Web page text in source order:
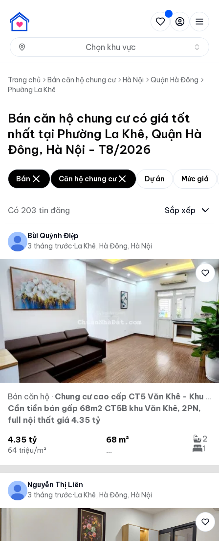
Chọn khu vực
Trang chủ Bán căn hộ chung cư Hà Nội
Quận Hà Đông
Phường La Khê
Bán căn hộ chung cư có giá tốt
nhất tại Phường La Khê, Quận Hà
Đông, Hà Nội - T8/2026
Bán Căn hộ chung cư Dự án Mức giá
Có 203 tin đăng Sắp xếp
Bùi Quỳnh Điệp
3 tháng trước·La Khê, Hà Đông, Hà Nội
Bán căn hộ · Chung cư cao cấp CT5 Văn Khê - Khu đô thị Văn Khê
Cần tiền bán gấp 68m2 CT5B khu Văn Khê, 2PN,
full nội thất giá 4.35 tỷ
4.35 tỷ
64 triệu/m²
68 m²
...
2
1
Nguyễn Thị Liên
3 tháng trước·La Khê, Hà Đông, Hà Nội